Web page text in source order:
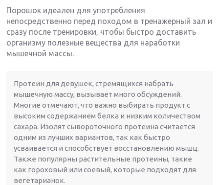
Порошок идеален для употребления
непосредственно перед походом в тренажерный зал и
сразу после тренировки, чтобы быстро доставить
организму полезные вещества для наработки
мышечной массы.
Протеин для девушек, стремящихся набрать
мышечную массу, вызывает много обсуждений.
Многие отмечают, что важно выбирать продукт с
высоким содержанием белка и низким количеством
сахара. Изолят сывороточного протеина считается
одним из лучших вариантов, так как быстро
усваивается и способствует восстановлению мышц.
Также популярны растительные протеины, такие
как гороховый или соевый, которые подходят для
вегетарианок.